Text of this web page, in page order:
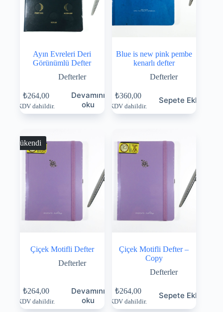
Ayın Evreleri Deri
Görünümlü Defter
Defterler
₺264,00
KDV dahildir.
Devamını
oku
Blue is new pink pembe
kenarlı defter
Defterler
₺360,00
KDV dahildir.
Sepete Ekle
Tükendi
Çiçek Motifli Defter
Defterler
₺264,00
KDV dahildir.
Devamını
oku
Çiçek Motifli Defter –
Copy
Defterler
₺264,00
KDV dahildir.
Sepete Ekle